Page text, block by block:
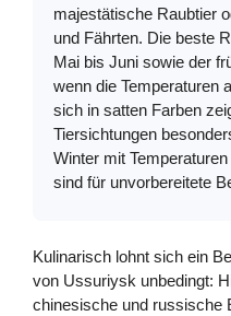
majestätische Raubtier
und Fährten. Die beste
Mai bis Juni sowie der
wenn die Temperaturen
sich in satten Farben
Tiersichtungen
Winter mit
sind für unvorbereitete
Kulinarisch lohnt sich ein
von Ussuriysk unbedingt:
chinesische und russische